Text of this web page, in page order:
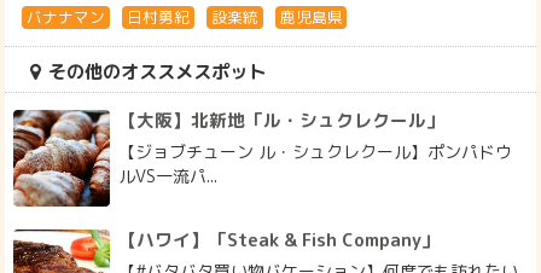
バナナマン 日村勇紀 設楽統 鹿児島県
その他のオススメスポット
【大阪】北新地「ル・シュクレクール」
【ジョブチューン ル・シュクレクール】ポンパドウ
ルVS一流パ...
【ハワイ】「Steak & Fish Company」